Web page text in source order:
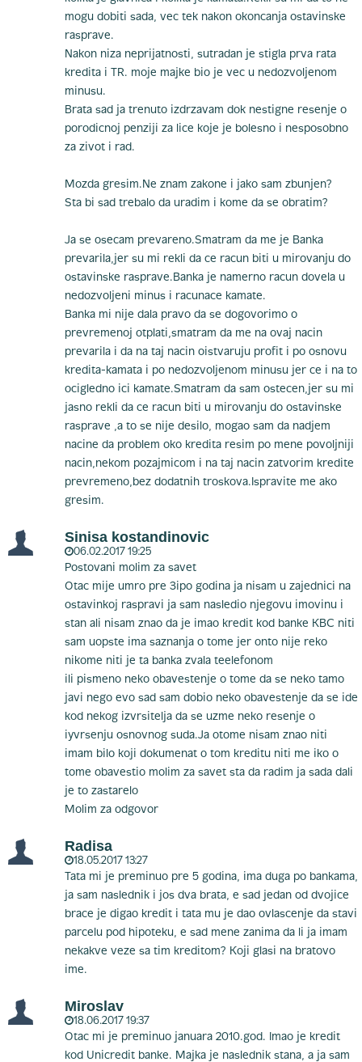
mogu dobiti sada, vec tek nakon okoncanja ostavinske
rasprave.
Nakon niza neprijatnosti, sutradan je stigla prva rata
kredita i TR. moje majke bio je vec u nedozvoljenom
minusu.
Brata sad ja trenuto izdrzavam dok nestigne resenje o
porodicnoj penziji za lice koje je bolesno i nesposobno
za zivot i rad.
Mozda gresim.Ne znam zakone i jako sam zbunjen?
Sta bi sad trebalo da uradim i kome da se obratim?
Ja se osecam prevareno.Smatram da me je Banka
prevarila,jer su mi rekli da ce racun biti u mirovanju do
ostavinske rasprave.Banka je namerno racun dovela u
nedozvoljeni minus i racunace kamate.
Banka mi nije dala pravo da se dogovorimo o
prevremenoj otplati,smatram da me na ovaj nacin
prevarila i da na taj nacin oistvaruju profit i po osnovu
kredita-kamata i po nedozvoljenom minusu jer ce i na to
ocigledno ici kamate.Smatram da sam ostecen,jer su mi
jasno rekli da ce racun biti u mirovanju do ostavinske
rasprave ,a to se nije desilo, mogao sam da nadjem
nacine da problem oko kredita resim po mene povoljniji
nacin,nekom pozajmicom i na taj nacin zatvorim kredite
prevremeno,bez dodatnih troskova.Ispravite me ako
gresim.
Sinisa kostandinovic
06.02.2017 19:25
Postovani molim za savet
Otac mije umro pre 3ipo godina ja nisam u zajednici na
ostavinkoj raspravi ja sam nasledio njegovu imovinu i
stan ali nisam znao da je imao kredit kod banke KBC niti
sam uopste ima saznanja o tome jer onto nije reko
nikome niti je ta banka zvala teelefonom
ili pismeno neko obavestenje o tome da se neko tamo
javi nego evo sad sam dobio neko obavestenje da se ide
kod nekog izvrsitelja da se uzme neko resenje o
iyvrsenju osnovnog suda.Ja otome nisam znao niti
imam bilo koji dokumenat o tom kreditu niti me iko o
tome obavestio molim za savet sta da radim ja sada dali
je to zastarelo
Molim za odgovor
Radisa
18.05.2017 13:27
Tata mi je preminuo pre 5 godina, ima duga po bankama,
ja sam naslednik i jos dva brata, e sad jedan od dvojice
brace je digao kredit i tata mu je dao ovlascenje da stavi
parcelu pod hipoteku, e sad mene zanima da li ja imam
nekakve veze sa tim kreditom? Koji glasi na bratovo
ime.
Miroslav
18.06.2017 19:37
Otac mi je preminuo januara 2010.god. Imao je kredit
kod Unicredit banke. Majka je naslednik stana, a ja sam